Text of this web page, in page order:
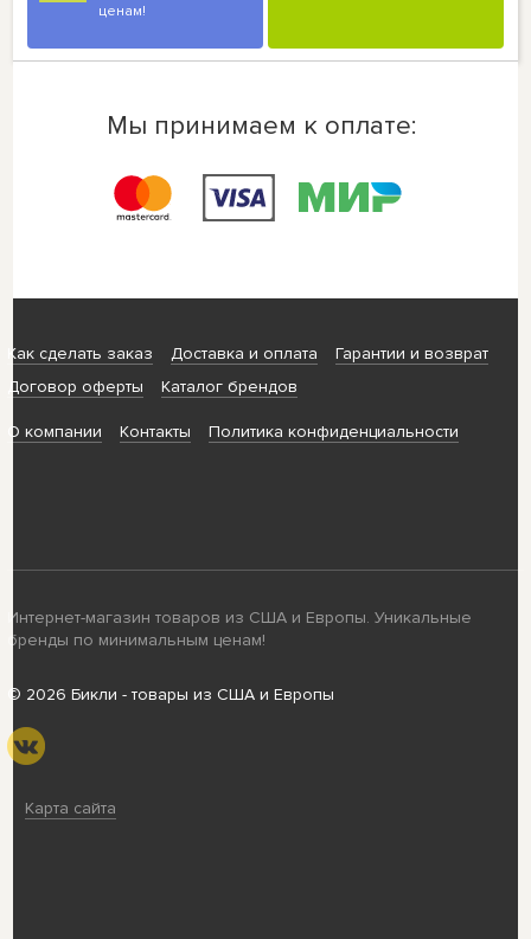
ценам!
Мы принимаем к оплате:
Как сделать заказ Доставка и оплата
Гарантии и возврат
Договор оферты
Каталог брендов
О компании Контакты Политика конфиденциальности
Интернет-магазин товаров из США и Европы. Уникальные
бренды по минимальным ценам!
© 2026 Бикли - товары из США и Европы
Карта сайта